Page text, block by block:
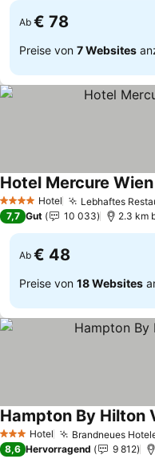
Ab € 78
Preise von 7 Websites
4 Sterne Hotel Lebhaftes
Hotel Mercure
7,7 Gut 10 033 2.3 km
Ab € 48
Preise von 18 Websites
3 SterneHotel Brandneues
Hampton By Hilton
8,6 Hervorragend 9 812